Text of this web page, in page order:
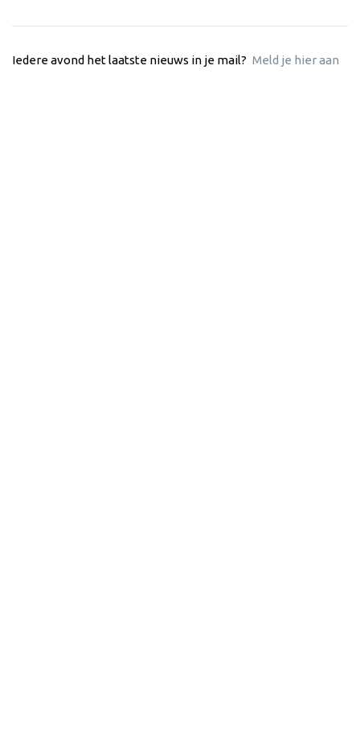
Iedere avond het laatste nieuws in je mail? Meld je hier aan